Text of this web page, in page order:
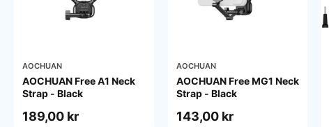
AOCHUAN
AOCHUAN Free A1 Neck
Strap - Black
189,00 kr
AOCHUAN
AOCHUAN Free MG1 Neck
Strap - Black
143,00 kr